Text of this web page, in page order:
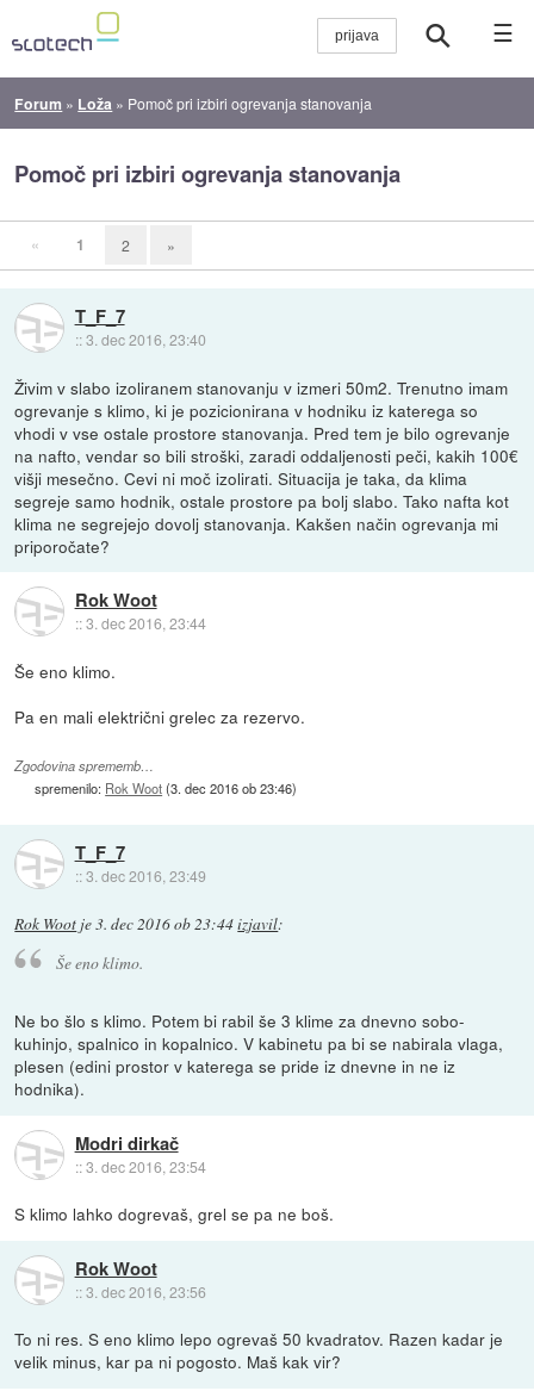
☰
Forum » Loža » Pomoč pri izbiri ogrevanja stanovanja
Pomoč pri izbiri ogrevanja stanovanja
« 1 2 »
T_F_7
::3. dec 2016, 23:40
Živim v slabo izoliranem stanovanju v izmeri 50m2. Trenutno imam
ogrevanje s klimo, ki je pozicionirana v hodniku iz katerega so
vhodi v vse ostale prostore stanovanja. Pred tem je bilo ogrevanje
na nafto, vendar so bili stroški, zaradi oddaljenosti peči, kakih 100€
višji mesečno. Cevi ni moč izolirati. Situacija je taka, da klima
segreje samo hodnik, ostale prostore pa bolj slabo. Tako nafta kot
klima ne segrejejo dovolj stanovanja. Kakšen način ogrevanja mi
priporočate?
Rok Woot
::3. dec 2016, 23:44
Še eno klimo.
Pa en mali električni grelec za rezervo.
Zgodovina sprememb…
spremenilo: Rok Woot(3. dec 2016 ob 23:46)
T_F_7
::3. dec 2016, 23:49
Rok Woot je3. dec 2016 ob 23:44izjavil:
Še eno klimo.
Ne bo šlo s klimo. Potem bi rabil še 3 klime za dnevno sobo-
kuhinjo, spalnico in kopalnico. V kabinetu pa bi se nabirala vlaga,
plesen (edini prostor v katerega se pride iz dnevne in ne iz
hodnika).
Modri dirkač
::3. dec 2016, 23:54
S klimo lahko dogrevaš, grel se pa ne boš.
Rok Woot
::3. dec 2016, 23:56
To ni res. S eno klimo lepo ogrevaš 50 kvadratov. Razen kadar je
velik minus, kar pa ni pogosto. Maš kak vir?